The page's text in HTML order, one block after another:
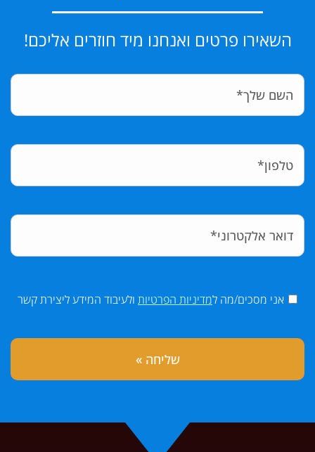
השאירו פרטים ואנחנו מיד חוזרים אליכם!
אני מסכים/מה למדיניות הפרטיות ולעיבוד המידע ליצירת קשר